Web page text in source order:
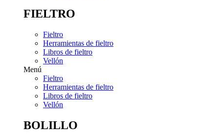
FIELTRO
Fieltro
Herramientas de fieltro
Libros de fieltro
Vellón
Menú
Fieltro
Herramientas de fieltro
Libros de fieltro
Vellón
BOLILLO